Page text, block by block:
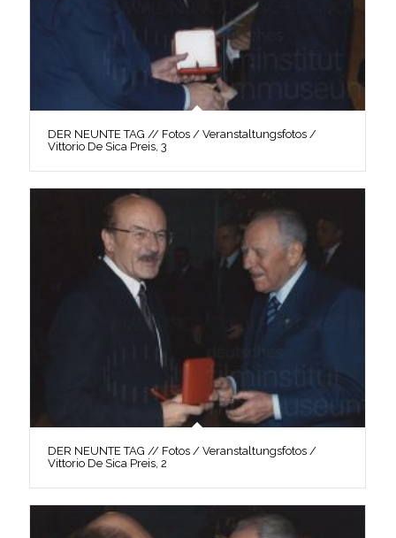
DER NEUNTE TAG // Fotos / Veranstaltungsfotos /
Vittorio De Sica Preis, 3
DER NEUNTE TAG // Fotos / Veranstaltungsfotos /
Vittorio De Sica Preis, 2